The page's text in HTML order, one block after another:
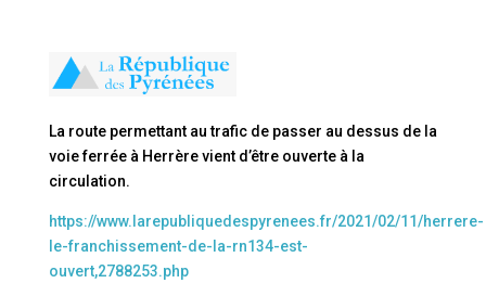
La route permettant au trafic de passer au dessus de la
voie ferrée à Herrère vient d’être ouverte à la
circulation.
https://www.larepubliquedespyrenees.fr/2021/02/11/herrere-
le-franchissement-de-la-rn134-est-
ouvert,2788253.php